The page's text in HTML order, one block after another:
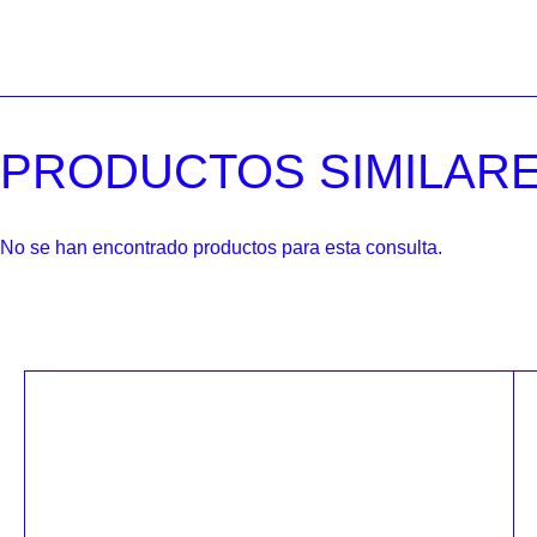
PRODUCTOS
No se han encontrado productos para esta consulta.